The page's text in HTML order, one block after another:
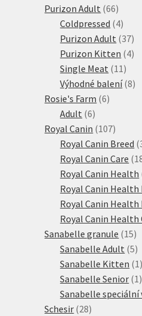
Purizon Adult 6666
Coldpressed 44
Purizon Adult 3737
Purizon Kitten 44
Single Meat 11 11
Výhodné balení 88
Rosie's Farm 66
Adult 66
produktů
Royal Canin 107107
Royal Canin Breed
Royal Canin Care
Royal Canin Health
Royal Canin
Royal Canin
Royal Canin
Sanabelle granule 1515
Sanabelle Adult 55
Sanabelle Kitten 1 1
Sanabelle Senior 1 1
Sanabelle speciální
Schesir 2828